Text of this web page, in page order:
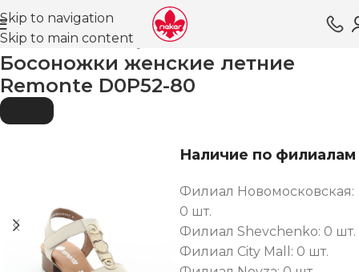
Skip to navigation
Skip to main content
Главная Магазин Обувь для женщин
Босоножки женские летние
Remonte D0P52-80
Наличие по филиалам
Филиал Новомосковская:
0 шт.
Филиал Shevchenko: 0 шт.
Филиал City Mall: 0 шт.